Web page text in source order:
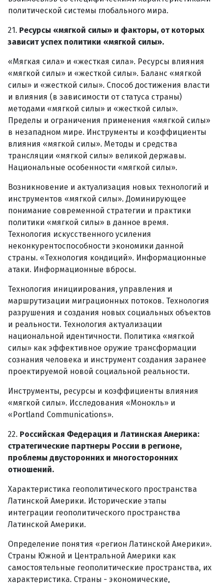
политической системы глобального мира.
21. Ресурсы «мягкой силы» и факторы, от которых
зависит успех политики «мягкой силы».
«Мягкая сила» и «жесткая сила». Ресурсы влияния
«мягкой силы» и «жесткой силы». Баланс «мягкой
силы» и «жесткой силы». Способ достижения власти
и влияния (в зависимости от статуса страны)
методами «мягкой силы» и «жесткой силы».
Пределы и ограничения применения «мягкой силы»
в незападном мире. Инструменты и коэффициенты
влияния «мягкой силы». Методы и средства
трансляции «мягкой силы» великой державы.
Национальные особенности «мягкой силы».
Возникновение и актуализация новых технологий и
инструментов «мягкой силы». Доминирующее
понимание современной стратегии и практики
политики «мягкой силы» в данное время.
Технология искусственного усиления
неконкурентоспособности экономики данной
страны. «Технология кондиций». Информационные
атаки. Информационные вбросы.
Технология инициирования, управления и
маршрутизации миграционных потоков. Технология
разрушения и создания новых социальных объектов
и реальности. Технология актуализации
национальной идентичности. Политика «мягкой
силы» как эффективное оружие трансформации
сознания человека и инструмент создания заранее
проектируемой новой социальной реальности.
Инструменты, ресурсы и коэффициенты влияния
«мягкой силы». Исследования «Монокль» и
«Portland Communications».
22. Российская Федерация и Латинская Америка:
стратегические партнеры России в регионе,
проблемы двусторонних и многосторонних
отношений.
Характеристика геополитического пространства
Латинской Америки. Исторические этапы
интеграции геополитического пространства
Латинской Америки.
Определение понятия «регион Латинской Америки».
Страны Южной и Центральной Америки как
самостоятельные геополитические пространства, их
характеристика. Страны - экономические,